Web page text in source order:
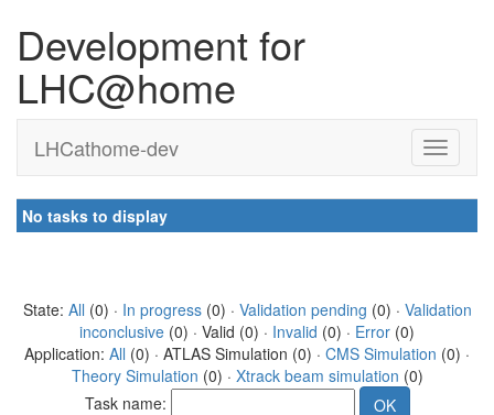
Development for
LHC@home
LHCathome-dev
No tasks to display
State: All (0) · In progress(0) · Validation pending (0) · Validation
inconclusive (0) · Valid (0) · Invalid (0) · Error (0)
Application: All (0) · ATLAS Simulation (0) · CMS Simulation (0) ·
Theory Simulation (0) · Xtrack beam simulation (0)
Task name: